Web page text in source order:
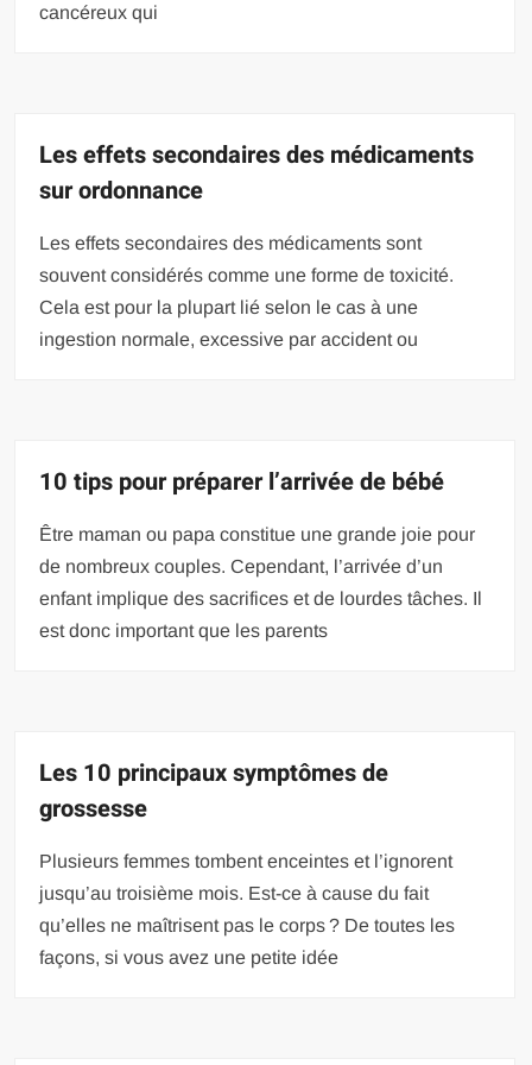
cancéreux qui
Les effets secondaires des médicaments
sur ordonnance
Les effets secondaires des médicaments sont
souvent considérés comme une forme de toxicité.
Cela est pour la plupart lié selon le cas à une
ingestion normale, excessive par accident ou
10 tips pour préparer l’arrivée de bébé
Être maman ou papa constitue une grande joie pour
de nombreux couples. Cependant, l’arrivée d’un
enfant implique des sacrifices et de lourdes tâches. Il
est donc important que les parents
Les 10 principaux symptômes de
grossesse
Plusieurs femmes tombent enceintes et l’ignorent
jusqu’au troisième mois. Est-ce à cause du fait
qu’elles ne maîtrisent pas le corps ? De toutes les
façons, si vous avez une petite idée